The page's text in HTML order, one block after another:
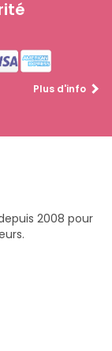
Plus d'info
2008 pour